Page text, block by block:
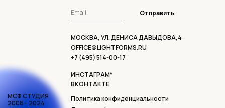
МСФ СТУДИЯ
2006 - 2024
МОСКВА, УЛ. ДЕНИСА ДАВЫДОВА,4
ИНСТАГРАМ*
ВКОНТАКТЕ
+7 (495) 514-00-17
OFFICE@LIGHTFORMS.RU
Отправить
Политика конфиденциальности